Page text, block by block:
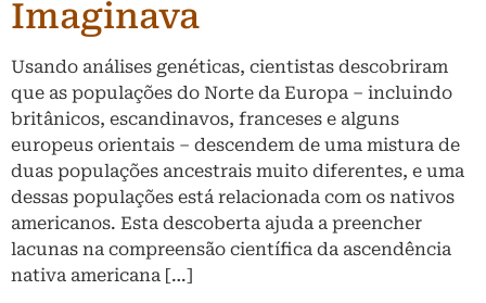
Imaginava
Usando análises genéticas, cientistas descobriram
que as populações do Norte da Europa – incluindo
britânicos, escandinavos, franceses e alguns
europeus orientais – descendem de uma mistura de
duas populações ancestrais muito diferentes, e uma
dessas populações está relacionada com os nativos
americanos. Esta descoberta ajuda a preencher
lacunas na compreensão científica da ascendência
nativa americana […]